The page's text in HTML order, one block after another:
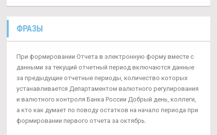
ФРАЗЫ
При формировании Отчета в электронную форму вместе с
данными за текущий отчетный период включаются данные
за предыдущие отчетные периоды, количество которых
устанавливается Департаментом валютного регулирования
и валютного контроля Банка России Добрый день, коллеги,
а кто как думает по поводу остатков на начало периода при
формировании первого отчета за октябрь.